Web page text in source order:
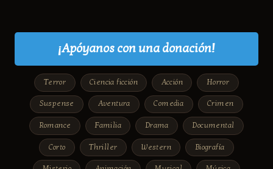
¡Apóyanos con una donación!
Terror Ciencia ficción Acción Horror
Suspense Aventura Comedia Crimen
Romance Familia Drama Documental
Corto Thriller Western Biografía